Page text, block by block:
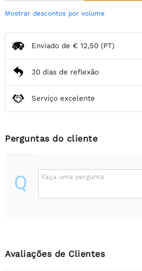
Mostrar descontos por volume
Enviado de € 12,50 (PT)
30 dias de reflexão
Serviço excelente
Perguntas do cliente
Q Faça uma pergunta
Avaliações de Clientes